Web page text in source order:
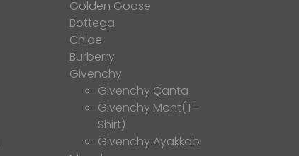
Golden Goose
Bottega
Chloe
Burberry
Givenchy
Givenchy Çanta
Givenchy Mont(T-
Shirt)
Givenchy Ayakkabı